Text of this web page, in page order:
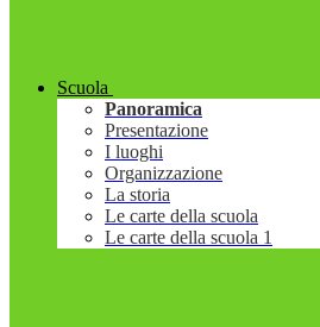
Scuola
Panoramica
Presentazione
I luoghi
Organizzazione
La storia
Le carte della scuola
Le carte della scuola 1